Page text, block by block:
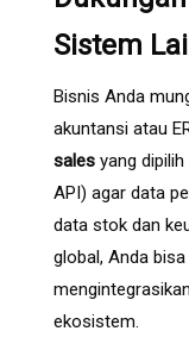
Sistem
Bisnis Anda
akuntansi atau
sales yang
API) agar data
data stok dan
global, Anda
ekosistem.